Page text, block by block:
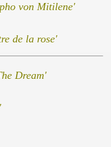
von Mitilene'
de la rose'
Dream'